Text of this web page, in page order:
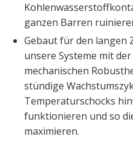
ganzen Barren
Gebaut für den langen
unsere Systeme mit
mechanischen
stündige
Temperaturschocks
funktionieren und so
maximieren.